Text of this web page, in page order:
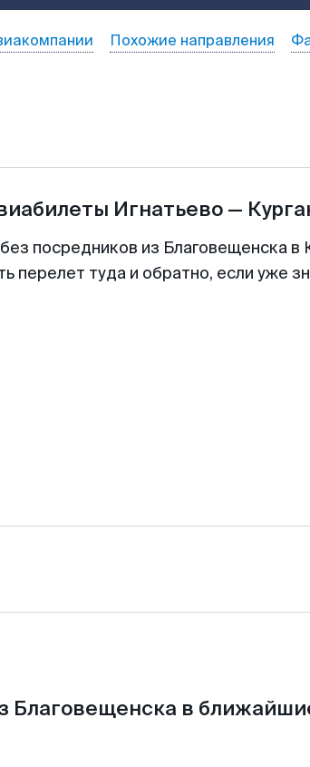
Похожие направления
Игнатьево —
посредников из Благовещенска в
перелет туда и обратно, если уже
Благовещенска в